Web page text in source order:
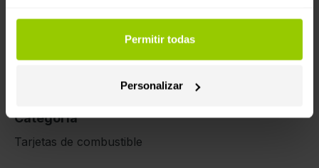
Permitir todas
Personalizar
y tipo de combustible.
Los datos se actualizan automáticamente una vez
Categoría
Tarjetas de combustible